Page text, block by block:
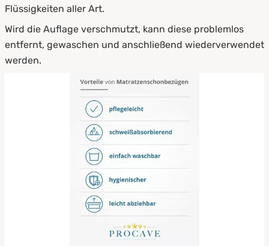
Flüssigkeiten aller Art.
Wird die Auflage verschmutzt, kann diese problemlos
entfernt, gewaschen und anschließend wiederverwendet
werden.